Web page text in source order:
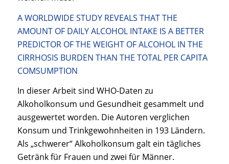
A WORLDWIDE STUDY REVEALS THAT THE
AMOUNT OF DAILY ALCOHOL INTAKE IS A BETTER
PREDICTOR OF THE WEIGHT OF ALCOHOL IN THE
CIRRHOSIS BURDEN THAN THE TOTAL PER CAPITA
COMSUMPTION
In dieser Arbeit sind WHO-Daten zu
Alkoholkonsum und Gesundheit gesammelt und
ausgewertet worden. Die Autoren verglichen
Konsum und Trinkgewohnheiten in 193 Ländern.
Als „schwerer“ Alkoholkonsum galt ein tägliches
Getränk für Frauen und zwei für Männer.